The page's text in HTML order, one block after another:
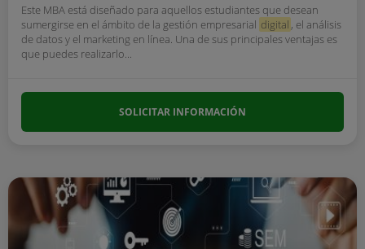
Este MBA está diseñado para aquellos estudiantes que desean
sumergirse en el ámbito de la gestión empresarial digital , el análisis
de datos y el marketing en línea. Una de sus principales ventajas es
que puedes realizarlo...
SOLICITAR INFORMACIÓN